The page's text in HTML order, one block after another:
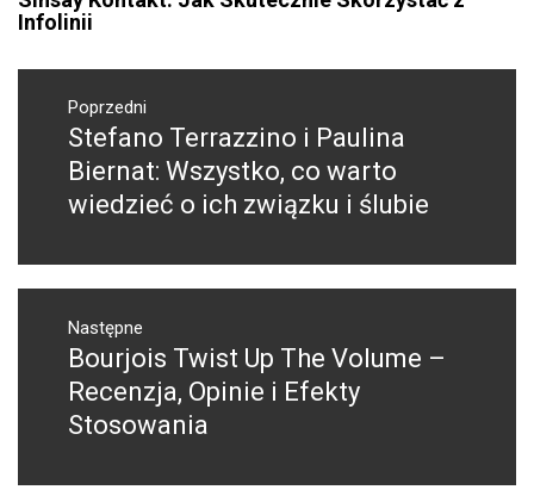
Infolinii
Nawigacja
wpisuPoprzedni
Poprzedni
wpis:
Stefano Terrazzino i Paulina
Biernat: Wszystko, co warto
wiedzieć o ich związku i ślubie
Następne
Następny
post:
Bourjois Twist Up The Volume –
Recenzja, Opinie i Efekty
Stosowania